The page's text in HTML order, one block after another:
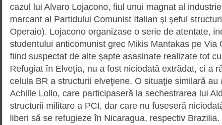
cazul lui Alvaro Loja­co­no, fiul unui magnat al
marcant al Partidului Comunist Italian şi şeful
Ope­raio). Lojacono organizase o serie de atentate,
studen­tu­lui anticomunist grec Mikis Mantakas pe Via
fiind sus­pectat de alte şapte asasinate realizate tot
Refugiat în Elveţia, nu a fost niciodată extrădat, ci a
celula BR a structurii elveţiene. O situaţie similară au
Achille Lollo, care participaseră la sechestrarea lui
structurii militare a PCI, dar care nu fuseseră
liberi să se refugieze în Nicaragua, respectiv Brazilia.